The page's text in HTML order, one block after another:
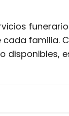
familia.
disponibles,